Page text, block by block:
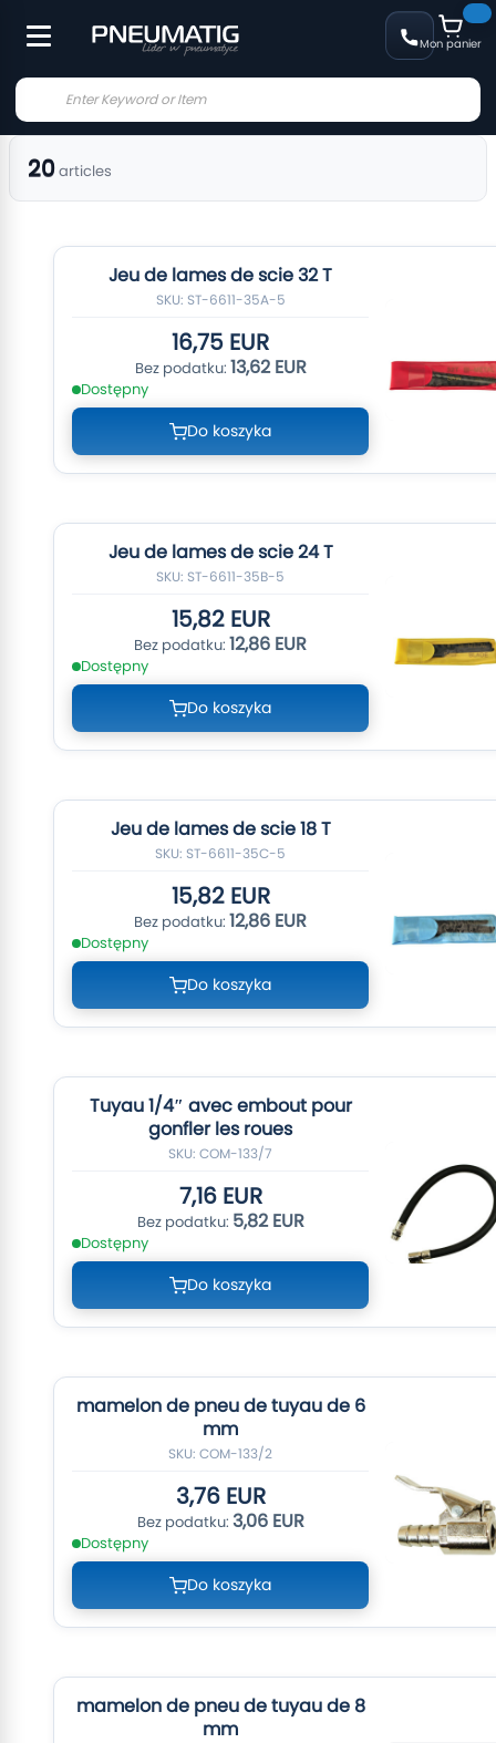
Mon panier
20articles
Jeu de lames de scie 32 T
SKU: ST-6611-35A-5
16,75 EUR
13,62 EUR
Dostępny
Do koszyka
Jeu de lames de scie 24 T
SKU: ST-6611-35B-5
15,82 EUR
12,86 EUR
Dostępny
Do koszyka
Jeu de lames de scie 18 T
SKU: ST-6611-35C-5
15,82 EUR
12,86 EUR
Dostępny
Do koszyka
Tuyau 1/4″ avec embout pour
gonfler les roues
SKU: COM-133/7
7,16 EUR
5,82 EUR
Dostępny
Do koszyka
mamelon de pneu de tuyau de 6
mm
SKU: COM-133/2
3,76 EUR
3,06 EUR
Dostępny
Do koszyka
mamelon de pneu de tuyau de 8
mm